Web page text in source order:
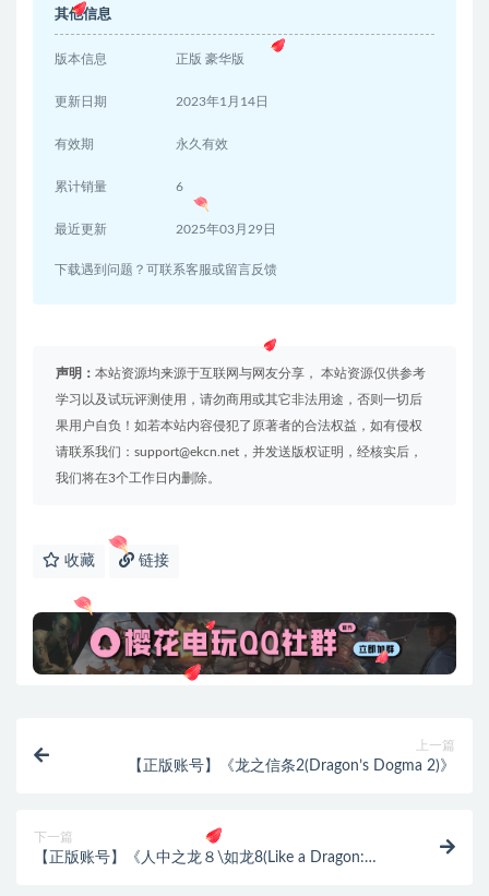
其他信息
版本信息 正版 豪华版
更新日期 2023年1月14日
有效期 永久有效
累计销量 6
最近更新 2025年03月29日
下载遇到问题？可联系客服或留言反馈
声明： 本站资源均来源于互联网与网友分享， 本站资源仅供参考
学习以及试玩评测使用，请勿商用或其它非法用途，否则一切后
果用户自负！如若本站内容侵犯了原著者的合法权益，如有侵权
请联系我们：support@ekcn.net，并发送版权证明，经核实后，
我们将在3个工作日内删除。
收藏 链接
上一篇
【正版账号】《龙之信条2(Dragon’s Dogma 2)》
下一篇
【正版账号】《人中之龙８\如龙8(Like a Dragon: